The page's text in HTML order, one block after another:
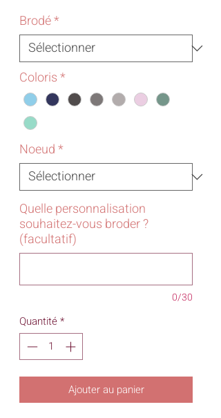
Brodé*
Coloris*
Noeud*
Quelle personnalisation
souhaitez-vous broder ?
(facultatif)
0/30
Quantité*
Ajouter au panier